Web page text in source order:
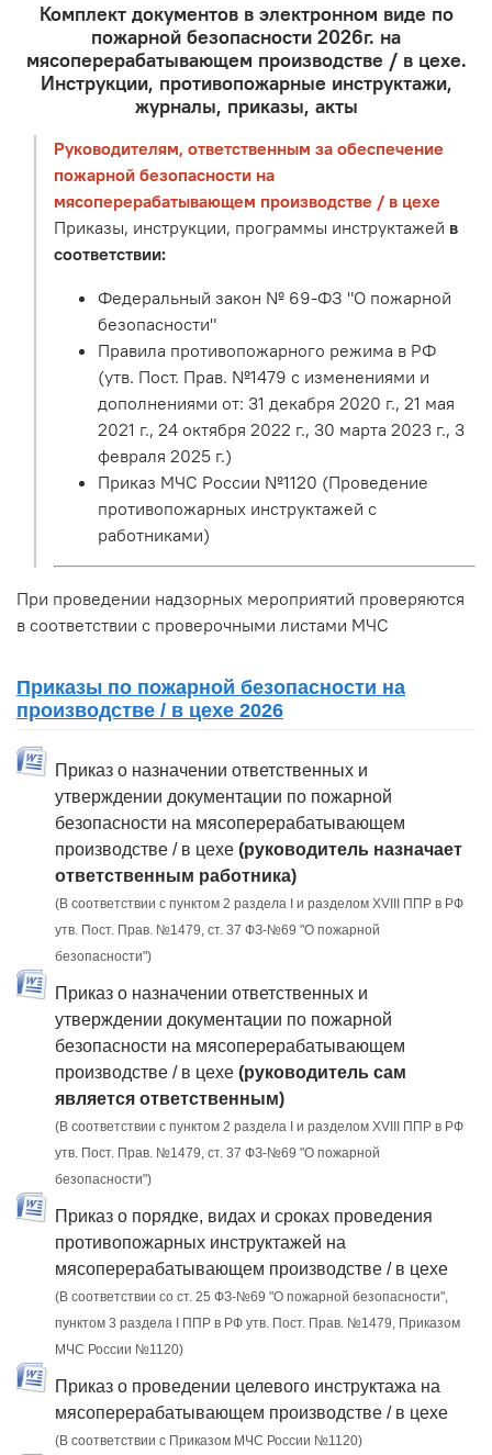
Комплект документов в электронном виде по
пожарной безопасности 2026г. на
мясоперерабатывающем производстве / в цехе.
Инструкции, противопожарные инструктажи,
журналы, приказы, акты
Руководителям, ответственным за обеспечение
пожарной безопасности на
мясоперерабатывающем производстве / в цехе
Приказы, инструкции, программы инструктажей в
соответствии:
Федеральный закон № 69-ФЗ "О пожарной
безопасности"
Правила противопожарного режима в РФ
(утв. Пост. Прав. №1479 с изменениями и
дополнениями от: 31 декабря 2020 г., 21 мая
2021 г., 24 октября 2022 г., 30 марта 2023 г., 3
февраля 2025 г.)
Приказ МЧС России №1120 (Проведение
противопожарных инструктажей с
работниками)
При проведении надзорных мероприятий проверяются
в соответствии с проверочными листами МЧС
Приказы по пожарной безопасности на
производстве / в цехе 2026
Приказ о назначении ответственных и
утверждении документации по пожарной
безопасности на мясоперерабатывающем
производстве / в цехе (руководитель назначает
ответственным работника)
(В соответствии с пунктом 2 раздела I и разделом XVIII ППР в РФ
утв. Пост. Прав. №1479, ст. 37 ФЗ-№69 "О пожарной
безопасности")
Приказ о назначении ответственных и
утверждении документации по пожарной
безопасности на мясоперерабатывающем
производстве / в цехе (руководитель сам
является ответственным)
(В соответствии с пунктом 2 раздела I и разделом XVIII ППР в РФ
утв. Пост. Прав. №1479, ст. 37 ФЗ-№69 "О пожарной
безопасности")
Приказ о порядке, видах и сроках проведения
противопожарных инструктажей на
мясоперерабатывающем производстве / в цехе
(В соответствии со ст. 25 ФЗ-№69 "О пожарной безопасности",
пунктом 3 раздела I ППР в РФ утв. Пост. Прав. №1479, Приказом
МЧС России №1120)
Приказ о проведении целевого инструктажа на
мясоперерабатывающем производстве / в цехе
(В соответствии с Приказом МЧС России №1120)